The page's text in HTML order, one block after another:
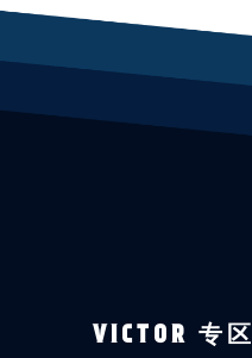
VICTOR 专区